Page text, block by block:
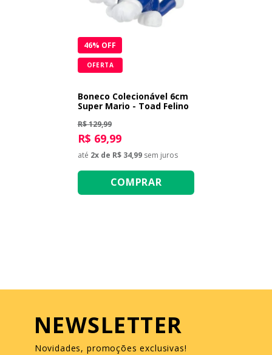
46% OFF
OFERTA
Boneco Colecionável 6cm
Super Mario - Toad Felino
R$ 129,99
R$ 69,99
até 2x de R$ 34,99 sem juros
COMPRAR
NEWSLETTER
Novidades, promoções exclusivas!